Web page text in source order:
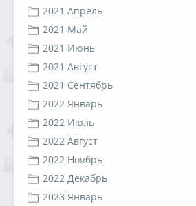
2021 Апрель
2021 Май
2021 Июнь
2021 Август
2021 Сентябрь
2022 Январь
2022 Июль
2022 Август
2022 Ноябрь
2022 Декабрь
2023 Январь